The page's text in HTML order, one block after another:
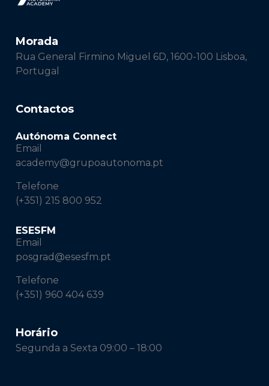
Morada
Rua General Firmino Miguel 6D, 1600-100 Lisboa,
Portugal
Contactos
Autónoma Connect
Email
academy@grupoautonoma.pt
Telefone
(+351) 215 800 952
ESESFM
Email
posgrad@esesfm.pt
Telefone
(+351) 960 404 639
Horário
Segunda a Sexta 09:00 – 18:00